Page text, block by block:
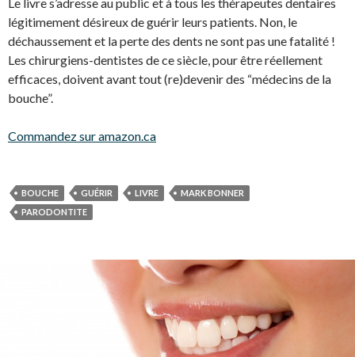
Le livre s’adresse au public et à tous les thérapeutes dentaires
légitimement désireux de guérir leurs patients. Non, le
déchaussement et la perte des dents ne sont pas une fatalité !
Les chirurgiens-dentistes de ce siècle, pour être réellement
efficaces, doivent avant tout (re)devenir des “médecins de la
bouche”.
Commandez sur amazon.ca
BOUCHE GUÉRIR LIVRE
MARK BONNER
PARODONTITE